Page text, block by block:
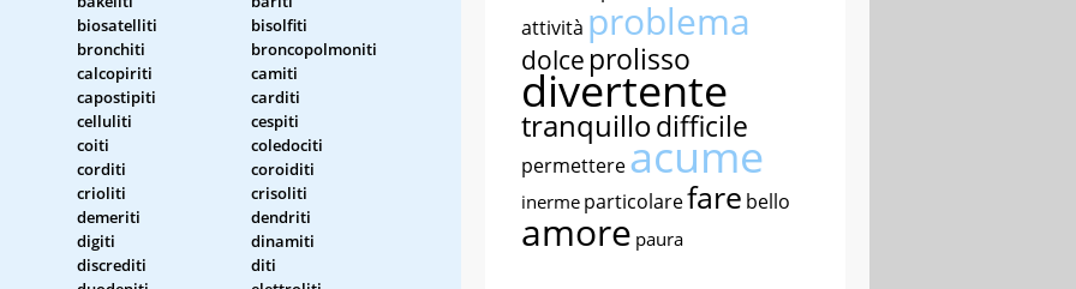
biosatelliti
bisolfiti
bronchiti
broncopolmoniti
calcopiriti
camiti
capostipiti
carditi
celluliti
cespiti
coiti
coledociti
corditi
coroiditi
crioliti
crisoliti
demeriti
dendriti
digiti
dinamiti
discrediti
diti
attività problema
dolce prolisso
divertente
tranquillodifficile
permettereacume
inerme particolarefare bello
amore paura